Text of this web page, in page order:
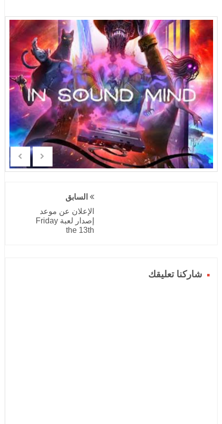
السابق
الإعلان عن موعد
إصدار لعبة Friday
the 13th
شاركنا تعليقك